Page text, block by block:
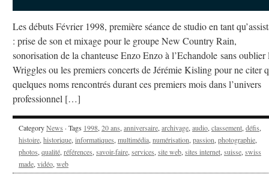
Les débuts Février 1998, première séance de studio en tant
: prise de son et mixage pour le groupe New Country Rain,
sonorisation de la chanteuse Enzo Enzo à l’Echandole sans oublier
Wriggles ou les premiers concerts de Jérémie Kisling pour ne citer
quelques noms rencontrés durant ces premiers mois dans l’univers
professionnel […]
CategoryNews · Tags 1998, 20 ans, anniversaire, archivage, audio, classement, défis,
histoire, historique, informatiques, multimédia, numérisation, passion, photographie,
photos, qualité, références, savoir-faire, services, site web, sites internet, suisse, swiss
made, vidéo, web